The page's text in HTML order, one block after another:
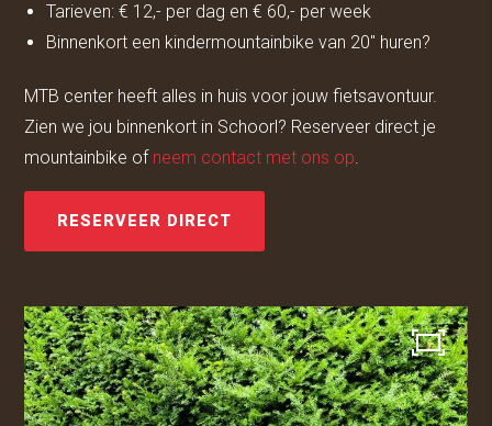
Tarieven: € 12,- per dag en € 60,- per week
Binnenkort een kindermountainbike van 20" huren?
MTB center heeft alles in huis voor jouw fietsavontuur.
Zien we jou binnenkort in Schoorl? Reserveer direct je
mountainbike of neem contact met ons op.
RESERVEER DIRECT